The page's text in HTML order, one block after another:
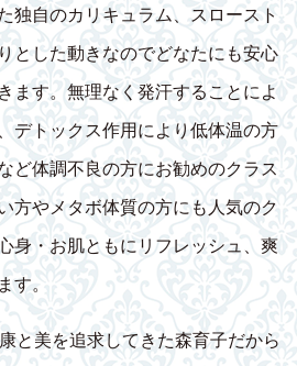
独自のカリキュラム、スロースト
とした動きなのでどなたにも安心
ます。無理なく発汗することによ
デトックス作用により低体温の方
ど体調不良の方にお勧めのクラス
方やメタボ体質の方にも人気のク
身・お肌ともにリフレッシュ、爽
す。
と美を追求してきた森育子だから